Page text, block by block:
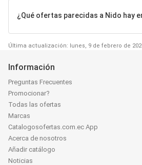
¿Qué ofertas parecidas a Nido hay
Última actualización: lunes, 9 de febrero de
Información
Preguntas Frecuentes
Promocionar?
Todas las ofertas
Marcas
Catalogosofertas.com.ec App
Acerca de nosotros
Añadir catálogo
Noticias